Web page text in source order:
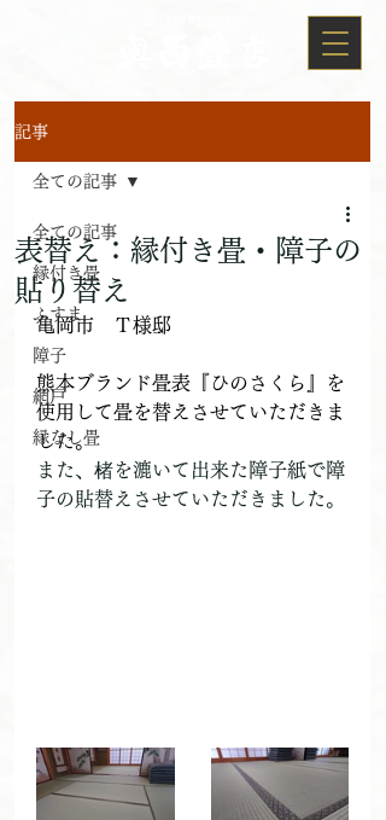
記事
全ての記事
縁付き畳
ふすま
障子
網戸
縁なし畳
全ての記事
表替え：縁付き畳・障子の
貼り替え
亀岡市　Ｔ様邸
熊本ブランド畳表『ひのさくら』を
使用して畳を替えさせていただきま
した。
また、楮を漉いて出来た障子紙で障
子の貼替えさせていただきました。